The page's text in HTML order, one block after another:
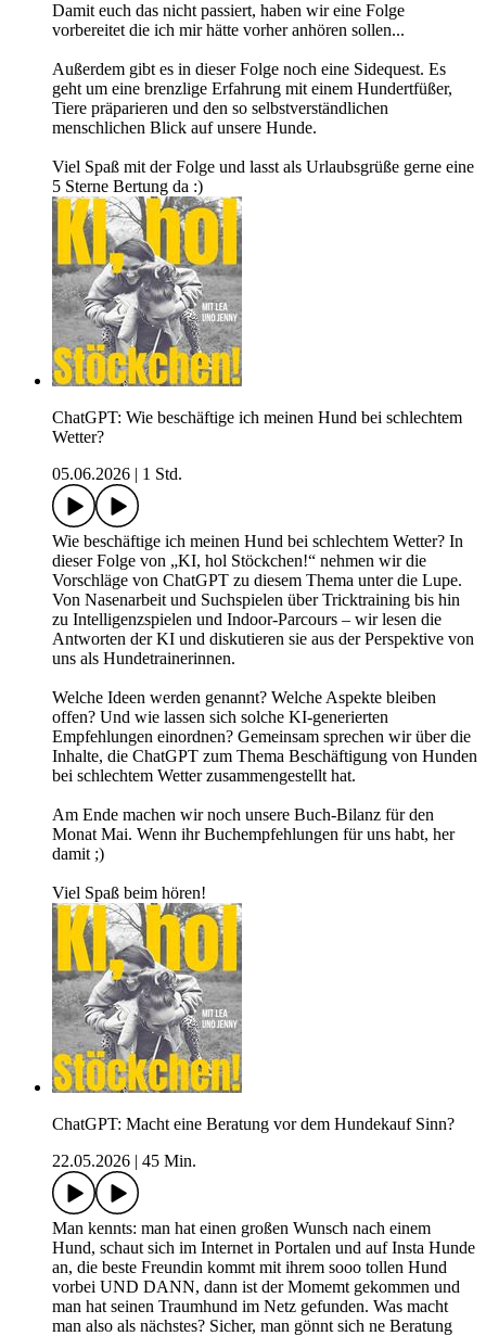
Damit euch das nicht passiert, haben wir eine Folge
vorbereitet die ich mir hätte vorher anhören sollen...
Außerdem gibt es in dieser Folge noch eine Sidequest. Es
geht um eine brenzlige Erfahrung mit einem Hundertfüßer,
Tiere präparieren und den so selbstverständlichen
menschlichen Blick auf unsere Hunde.
Viel Spaß mit der Folge und lasst als Urlaubsgrüße gerne eine
5 Sterne Bertung da :)
ChatGPT: Wie beschäftige ich meinen Hund bei schlechtem
Wetter?
05.06.2026
1 Std.
Wie beschäftige ich meinen Hund bei schlechtem Wetter? In
dieser Folge von „KI, hol Stöckchen!“ nehmen wir die
Vorschläge von ChatGPT zu diesem Thema unter die Lupe.
Von Nasenarbeit und Suchspielen über Tricktraining bis hin
zu Intelligenzspielen und Indoor-Parcours – wir lesen die
Antworten der KI und diskutieren sie aus der Perspektive von
uns als Hundetrainerinnen.
Welche Ideen werden genannt? Welche Aspekte bleiben
offen? Und wie lassen sich solche KI-generierten
Empfehlungen einordnen? Gemeinsam sprechen wir über die
Inhalte, die ChatGPT zum Thema Beschäftigung von Hunden
bei schlechtem Wetter zusammengestellt hat.
Am Ende machen wir noch unsere Buch-Bilanz für den
Monat Mai. Wenn ihr Buchempfehlungen für uns habt, her
damit ;)
Viel Spaß beim hören!
ChatGPT: Macht eine Beratung vor dem Hundekauf Sinn?
22.05.2026
45 Min.
Man kennts: man hat einen großen Wunsch nach einem
Hund, schaut sich im Internet in Portalen und auf Insta Hunde
an, die beste Freundin kommt mit ihrem sooo tollen Hund
vorbei UND DANN, dann ist der Momemt gekommen und
man hat seinen Traumhund im Netz gefunden. Was macht
man also als nächstes? Sicher, man gönnt sich ne Beratung